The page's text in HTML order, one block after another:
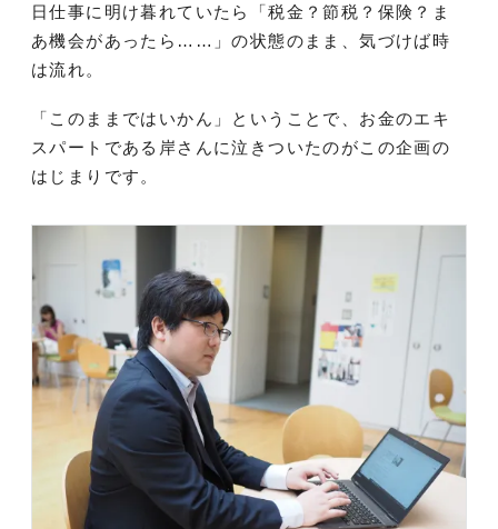
日仕事に明け暮れていたら「税金？節税？保険？ま
あ機会があったら……」の状態のまま、気づけば時
は流れ。
「このままではいかん」ということで、お金のエキ
スパートである岸さんに泣きついたのがこの企画の
はじまりです。